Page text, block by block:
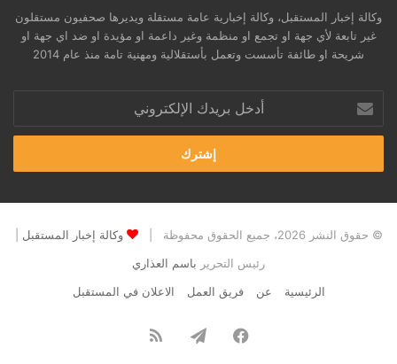
وكالة إخبار المستقبل، وكالة إخبارية عامة مستقلة ويديرها صحفيون مستقلون
غير تابعة لأي جهة او تجمع او منظمة وغير داعمة او مؤيدة او ضد اي جهة او
شريحة او طائفة تأسست وتعمل بأستقلالية ومهنية تامة منذ عام 2014
بريدك
الإلكتروني
© حقوق النشر 2026، جميع الحقوق محفوظة | وكالة إخبار المستقبل
رئيس التحرير باسم العذاري
الرئيسية
عن فريق العمل الاعلان في المستقبل
فيسبوك تيلقرام